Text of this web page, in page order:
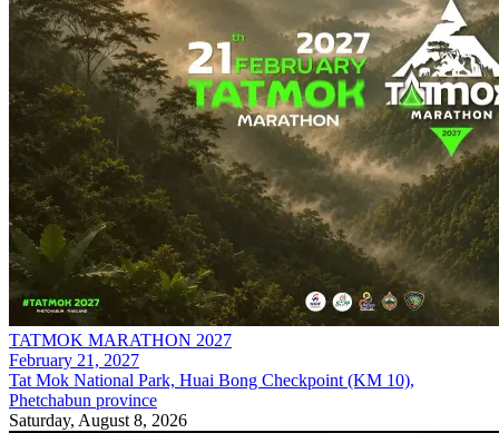
TATMOK MARATHON 2027
February 21, 2027
Tat Mok National Park, Huai Bong Checkpoint (KM 10),
Phetchabun province
Saturday, August 8, 2026